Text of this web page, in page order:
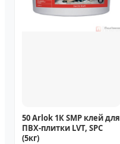
50 Arlok 1К SMP клей для
ПВХ-плитки LVT, SPC
(5кг)